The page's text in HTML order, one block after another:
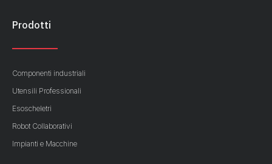
Prodotti
Componenti industriali
Utensili Professionali
Esoscheletri
Robot Collaborativi
Impianti e Macchine